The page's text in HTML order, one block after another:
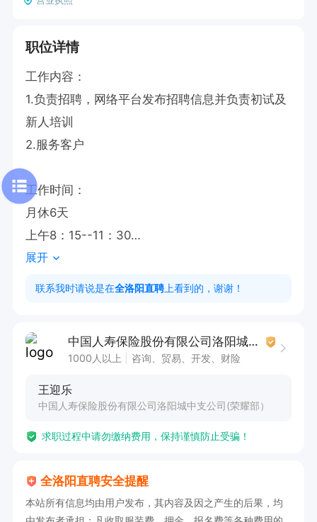
职位详情
工作内容：
1.负责招聘，网络平台发布招聘信息并负责初试及
新人培训
2.服务客户
工作时间：
月休6天
上午8：15--11：30
下午15：00--17：30
公司交五险，转正后缴纳
学历大专及以上学历，有相关工作经验可考虑。
展开
联系我时请说是在全洛阳直聘 上看到的，谢谢！
中国人寿保险股份有限公司洛阳城中支公司(荣耀部）
1000人以上 咨询、贸易、开发、财险
王迎乐
中国人寿保险股份有限公司洛阳城中支公司(荣耀部）
求职过程中请勿缴纳费用，保持谨慎防止受骗！
全洛阳直聘安全提醒
本站所有信息均由用户发布，其内容及因之产生的后果，均